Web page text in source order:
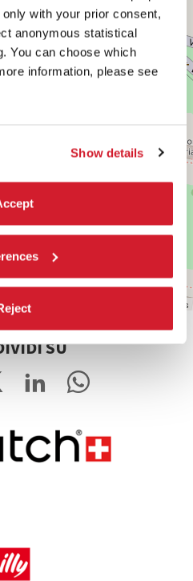
with your prior consent,
anonymous statistical
You can choose which
information, please see
Show details
contributors
SU